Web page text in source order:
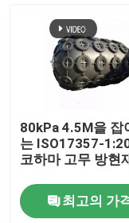
80kPa 4.5M을 잡
는 ISO17357-
코하마 고무 방현
최고의 가